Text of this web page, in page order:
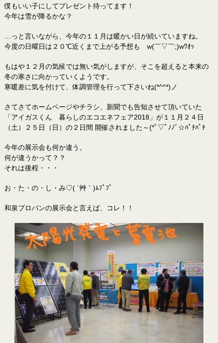
僕もいい子にしてプレゼント待ってます！
今年は雪が降るかな？
…っと言いながら、今年の１１月は暖かい日が続いていますね。
今度の日曜日は２０℃近くまで上がる予想も w(￣▽￣;)wﾜｵｯ
もはや１２月の気候では無い気がしますが、そこを超えると本来の
冬の寒さに向かっていくようです。
寒暖差に気を付けて、体調管理を行って下さいね(*^^*)ノ
さてさてホームページやチラシ、新聞でも告知させて頂いていた
「アイガスくん 暮らしのエコエネフェア2018」が１１月２４日
（土）２５日（日）の２日間 開催されました～(*ﾟ▽ﾟﾉﾉﾞ☆ﾊﾟﾁﾊﾟﾁ
今年の展示会も何か違う。
何が違うかって？？
それは後程・・・
お・た・の・し・み♡( ´艸｀)ﾑﾌﾟﾌﾟ
和泉プロパンの展示会と言えば、コレ！！